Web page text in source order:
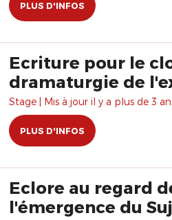
PLUS D'INFOS
Ecriture pour le
dramaturgie de
Stage | Mis à jour il y a plus de 3
PLUS D'INFOS
Eclore au regard
l'émergence du